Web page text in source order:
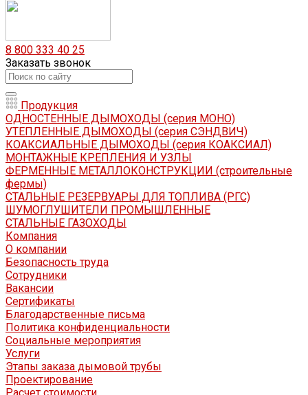
8 800 333 40 25
Заказать звонок
Продукция
ОДНОСТЕННЫЕ ДЫМОХОДЫ (серия МОНО)
УТЕПЛЕННЫЕ ДЫМОХОДЫ (серия СЭНДВИЧ)
КОАКСИАЛЬНЫЕ ДЫМОХОДЫ (серия КОАКСИАЛ)
МОНТАЖНЫЕ КРЕПЛЕНИЯ И УЗЛЫ
ФЕРМЕННЫЕ МЕТАЛЛОКОНСТРУКЦИИ (строительные
фермы)
СТАЛЬНЫЕ РЕЗЕРВУАРЫ ДЛЯ ТОПЛИВА (РГС)
ШУМОГЛУШИТЕЛИ ПРОМЫШЛЕННЫЕ
СТАЛЬНЫЕ ГАЗОХОДЫ
Компания
О компании
Безопасность труда
Сотрудники
Вакансии
Сертификаты
Благодарственные письма
Политика конфиденциальности
Социальные мероприятия
Услуги
Этапы заказа дымовой трубы
Проектирование